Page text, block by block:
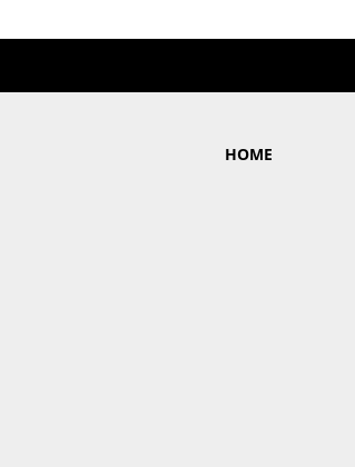
HOME